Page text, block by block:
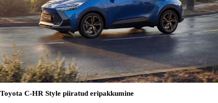
Toyota C-HR Style piiratud eripakkumine